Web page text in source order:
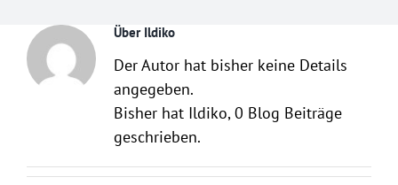
Über Ildiko
Der Autor hat bisher keine Details
angegeben.
Bisher hat Ildiko, 0 Blog Beiträge
geschrieben.